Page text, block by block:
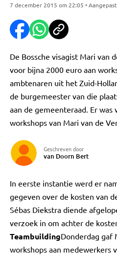
7 december 2015 om 22:05 •
De Bossche visagist Mari van
voor bijna 2000 euro aan
ambtenaren uit het Zuid-
de burgemeester van die
aan de gemeenteraad. Er was
workshops van Mari van de
Geschreven door
van Doorn Bert
In eerste instantie werd er
gegeven over de kosten van
Sébas Diekstra diende
verzoek in om achter de
TeambuildingDonderdag gaf
workshops aan medewerkers